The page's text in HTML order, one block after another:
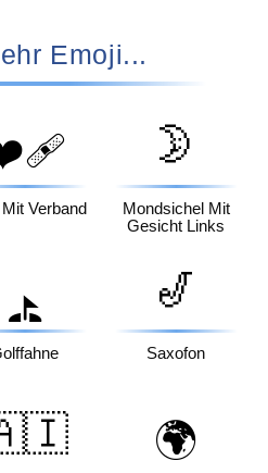
Emoji...
Verband
🌛
Mondsichel Mit
Gesicht Links
⛳ 🎷
Saxofon
🌍